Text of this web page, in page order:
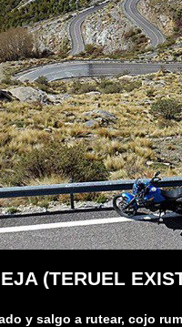
(TERUEL
y salgo a rutear, cojo